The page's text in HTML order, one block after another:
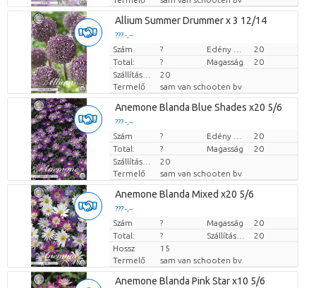
Allium Summer Drummer x 3 12/14
??? -,--
Darabb ár
Szám ?
20
Total:
? Magasság
20
Szállítási magasság
20
Termelő
sam van schooten bv
Anemone Blanda Blue Shades x20 5/6
??? -,--
Darabb ár
Szám ?
20
Total:
? Magasság
20
Szállítási magasság
20
Termelő
sam van schooten bv
Anemone Blanda Mixed x20 5/6
??? -,--
Darabb ár
Szám ? Magasság
20
Total:
?
20
Hossz
15
Termelő
sam van schooten bv
Anemone Blanda Pink Star x10 5/6